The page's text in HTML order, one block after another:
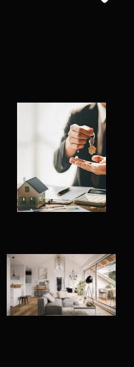
d’Histoires
de son projet, le
vente réussie,
pris en compte.
d’un terrain, d’un
Bois-Guillaume et
en œuvre leur
être au service de
touteestimati